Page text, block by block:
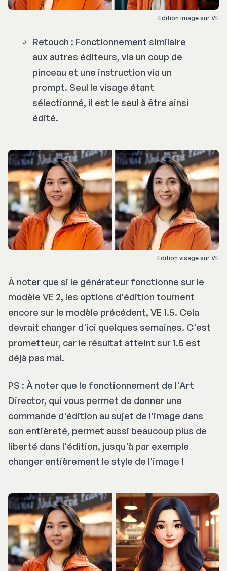
Edition image sur VE
Retouch : Fonctionnement similaire
aux autres éditeurs, via un coup de
pinceau et une instruction via un
prompt. Seul le visage étant
sélectionné, il est le seul à être ainsi
édité.
Edition visage sur VE
À noter que si le générateur fonctionne sur le
modèle VE 2, les options d'édition tournent
encore sur le modèle précédent, VE 1.5. Cela
devrait changer d'ici quelques semaines. C'est
prometteur, car le résultat atteint sur 1.5 est
déjà pas mal.
PS : À noter que le fonctionnement de l'Art
Director, qui vous permet de donner une
commande d'édition au sujet de l'image dans
son entièreté, permet aussi beaucoup plus de
liberté dans l'édition, jusqu'à par exemple
changer entièrement le style de l'image !